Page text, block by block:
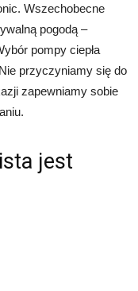
Wszechobecne
pogodą –
pompy ciepła
przyczyniamy się do
zapewniamy sobie
jest